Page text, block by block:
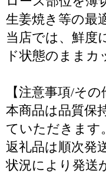
生姜焼き等の最
当店では、鮮度
ド状態のままカ
【注意事項/その
本商品は品質保
ていただきます。
返礼品は順次発
状況により発送